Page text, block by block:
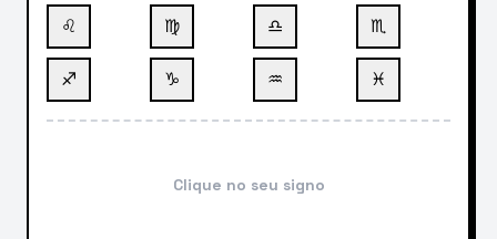
♌ ♍ ♎ ♏
♐ ♑ ♒ ♓
Clique no seu signo